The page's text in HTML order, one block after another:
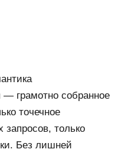
грамотно собранное
точечное
запросов, только
Без лишней